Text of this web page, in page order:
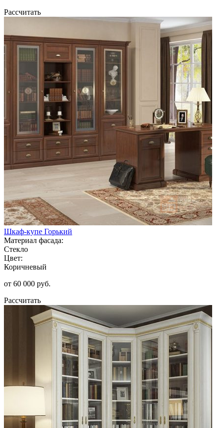
Рассчитать
Шкаф-купе Горький
Материал фасада:
Стекло
Цвет:
Коричневый
от 60 000 руб.
Рассчитать